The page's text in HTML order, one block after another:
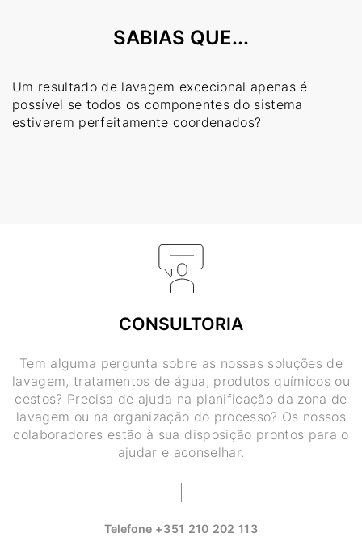
SABIAS QUE...
Um resultado de lavagem excecional apenas é
possível se todos os componentes do sistema
estiverem perfeitamente coordenados?
CONSULTORIA
Tem alguma pergunta sobre as nossas soluções de
lavagem, tratamentos de água, produtos químicos ou
cestos? Precisa de ajuda na planificação da zona de
lavagem ou na organização do processo? Os nossos
colaboradores estão à sua disposição prontos para o
ajudar e aconselhar.
Telefone +351 210 202 113